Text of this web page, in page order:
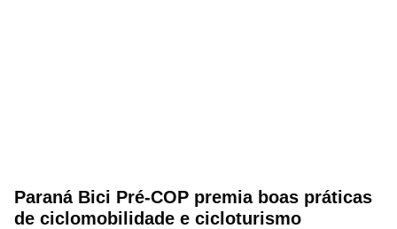
Paraná Bici Pré-COP premia boas práticas
de ciclomobilidade e cicloturismo